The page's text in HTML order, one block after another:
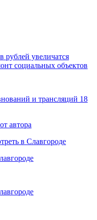
рублей увеличатся
социальных объектов
и трансляций 18
автора
в Славгороде